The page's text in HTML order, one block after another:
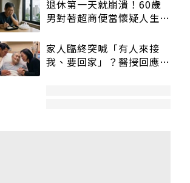
退休第一天就崩潰！60歲
男對著超商便當懷疑人生
家人臨終突喊「有人來接
我、要回家」？醫授回應方